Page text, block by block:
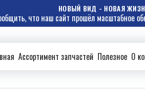
НОВЫЙ ВИД - НОВАЯ
что наш сайт прошёл масштабное
Ассортимент запчастей Полезное О